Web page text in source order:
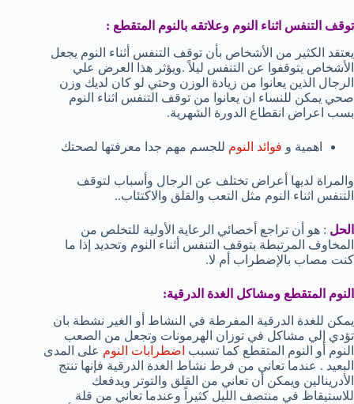
توقف التنفس اثناء النوم وعلاتقه بالنوم المتقطع :
يعتقد الكثير من الأشخاص بأن توقف التنفس أثناء النوم يجعل
الأشخاص يتوقفوا عن التنفس ليلاً .ويؤثر هذا العرض علي
الرجال الذين يعانوا من زيادة الوزن وحتي لو كان لديك وزن
صحي يمكن للنساء ان يعانوا من توقف التنفس اثناء النوم
بسب اعراض انقطاع الدورة الشهرية.
اهمية و فوائد النوم للجسم مهم جدا معرفتها لصحتك
والمراة لديها أعراض تختلف عن الرجال وأسباب لتوقف
التنفس اثناء النوم مثل التعب والقلق والاكتئاب..
الحل : هو أن تراجع أخصائي الرعاية الأولية للتخلص من
المخاوف المرتبطة بتوقف التنفس أثناء النوم وتحديد إذا ما
كنت مصاب بالإضطراب أم لا.
النوم المتقطع ومشاكل الغدة الدرقية:
يمكن للغدة الدرقية المفرطة في النشاط أو الغير نشطة بان
تؤدي إلي مشاكل في توزان الهرمونات وتجعل من الصعب
النوم أو النوم المتقطع كما تسبب اضطرابات النوم على المدى
البعيد . عندما تعاني من فرط نشاط الغدة الدرقية فإنها تنتج
الأدرينالين ويمكن أن تعاني من القلق والتوتر ويدفعك
للاستيقاظ في منتصف الليل كثيراً وعندما تعاني من قلة